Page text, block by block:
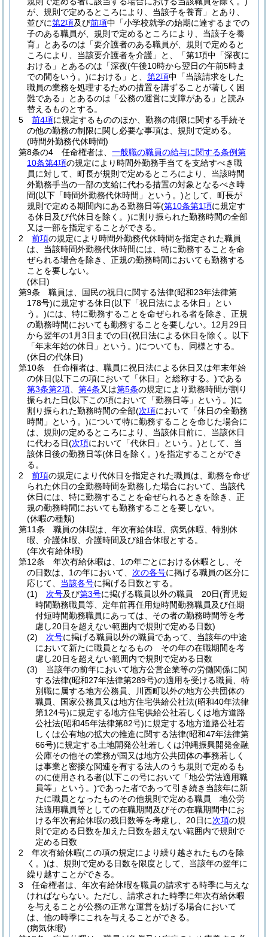
が、規則で定めるところにより、当該子を養育」とあり、
並びに第2項及び前項中「小学校就学の始期に達するまでの
子のある職員が、規則で定めるところにより、当該子を養
育」とあるのは「要介護者のある職員が、規則で定めると
ころにより、当該要介護者を介護」と、「第1項中「深夜に
おける」とあるのは「深夜(午後10時から翌日の午前5時ま
での間をいう。)における」と、 第2項中「当該請求をした
職員の業務を処理するための措置を講ずることが著しく困
難である」とあるのは「公務の運営に支障がある」と読み
替えるものとする。
5
前4項に規定するもののほか、勤務の制限に関する手続そ
の他の勤務の制限に関し必要な事項は、規則で定める。
(時間外勤務代休時間)
第8条の4
任命権者は、 一般職の職員の給与に関する条例第
10条第4項の規定により時間外勤務手当てを支給すべき職
員に対して、町長が規則で定めるところにより、当該時間
外勤務手当の一部の支給に代わる措置の対象となるべき時
間(以下「時間外勤務代休時間」という。)として、町長が
規則で定める期間内にある勤務日等(第10条第1項に規定す
る休日及び代休日を除く。)に割り振られた勤務時間の全部
又は一部を指定することができる。
2
前項の規定により時間外勤務代休時間を指定された職員
は、当該時間外勤務代休時間には、特に勤務することを命
ぜられる場合を除き、正規の勤務時間においても勤務する
ことを要しない。
(休日)
第9条
職員は、国民の祝日に関する法律(昭和23年法律第
178号)に規定する休日(以下「祝日法による休日」とい
う。)には、特に勤務することを命ぜられる者を除き、正規
の勤務時間においても勤務することを要しない。 12月29日
から翌年の1月3日までの日(祝日法による休日を除く。以下
「年末年始の休日」という。)についても、同様とする。
(休日の代休日)
第10条
任命権者は、職員に祝日法による休日又は年末年始
の休日(以下この項において「休日」と総称する。)である
第3条第2項
第4条又は第5条の規定により勤務時間が割り
振られた日(以下この項において「勤務日等」という。)に
割り振られた勤務時間の全部(次項において「休日の全勤務
時間」という。)について特に勤務することを命じた場合に
は、規則の定めるところにより、当該休日前に、当該休日
に代わる日(次項において「代休日」という。)として、当
該休日後の勤務日等(休日を除く。)を指定することができ
る。
2
前項の規定により代休日を指定された職員は、勤務を命ぜ
られた休日の全勤務時間を勤務した場合において、当該代
休日には、特に勤務することを命ぜられるときを除き、正
規の勤務時間においても勤務することを要しない。
(休暇の種類)
第11条
職員の休暇は、年次有給休暇、病気休暇、特別休
暇、介護休暇、介護時間及び組合休暇とする。
(年次有給休暇)
第12条
年次有給休暇は、1の年ごとにおける休暇とし、そ
の日数は、1の年において、 次の各号に掲げる職員の区分に
応じて、 当該各号に掲げる日数とする。
(1)
次号及び第3号に掲げる職員以外の職員 20日(育児短
時間勤務職員等、定年前再任用短時間勤務職員及び任期
付短時間勤務職員にあっては、その者の勤務時間等を考
慮し20日を超えない範囲内で規則で定める日数)
(2)
次号に掲げる職員以外の職員であって、当該年の中途
において新たに職員となるもの その年の在職期間を考
慮し20日を超えない範囲内で規則で定める日数
(3)
当該年の前年において地方公営企業等の労働関係に関
する法律(昭和27年法律第289号)の適用を受ける職員、特
別職に属する地方公務員、川西町以外の地方公共団体の
職員、国家公務員又は地方住宅供給公社法(昭和40年法律
第124号)に規定する地方住宅供給公社若しくは地方道路
公社法(昭和45年法律第82号)に規定する地方道路公社若
しくは公有地の拡大の推進に関する法律(昭和47年法律第
66号)に規定する土地開発公社若しくは沖縄振興開発金融
公庫その他その業務が国又は地方公共団体の事務若しく
は事業と密接な関連を有する法人のうち規則で定めるも
のに使用される者(以下この号において「地公労法適用職
員等」という。)であった者であって引き続き当該年に新
たに職員となったものその他規則で定める職員 地公労
法適用職員等としての在職期間及びその在職期間中にお
ける年次有給休暇の残日数等を考慮し、20日に次項の規
則で定める日数を加えた日数を超えない範囲内で規則で
定める日数
2
年次有給休暇(この項の規定により繰り越されたものを除
く。)は、規則で定める日数を限度として、当該年の翌年に
繰り越すことができる。
3
任命権者は、年次有給休暇を職員の請求する時季に与えな
ければならない。 ただし、請求された時季に年次有給休暇
を与えることが公務の正常な運営を妨げる場合において
は、他の時季にこれを与えることができる。
(病気休暇)